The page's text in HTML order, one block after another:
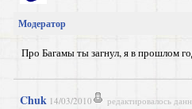
Модератор
Про Багамы ты загнул, я в прошлом
Chuk 14/03/2010 редактировалось